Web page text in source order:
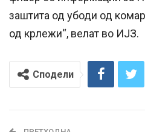
заштита од убоди од
од крлежи“, велат во ИЈЗ.
Сподели